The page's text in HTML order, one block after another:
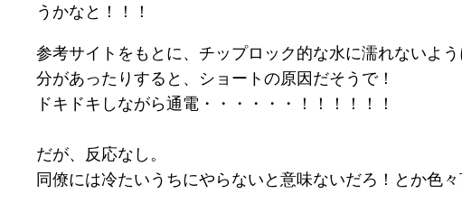
うかなと！！！
参考サイトをもとに、チップロック的な水に濡れないよ
分があったりすると、ショートの原因だそうで！
ドキドキしながら通電・・・・・・！！！！！！
だが、反応なし。
同僚には冷たいうちにやらないと意味ないだろ！とか色